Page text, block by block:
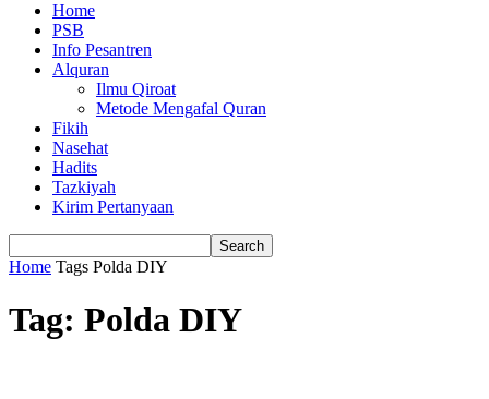
Home
PSB
Info Pesantren
Alquran
Ilmu Qiroat
Metode Mengafal Quran
Fikih
Nasehat
Hadits
Tazkiyah
Kirim Pertanyaan
Home Tags Polda DIY
Tag: Polda DIY